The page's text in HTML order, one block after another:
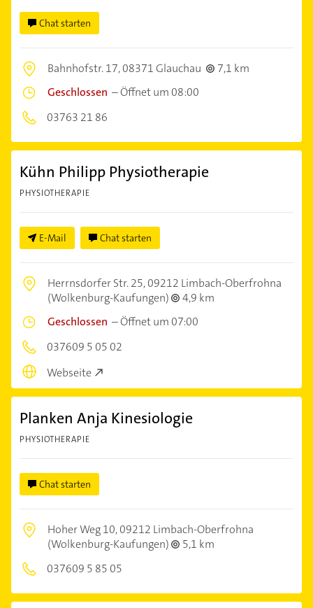
Chat starten
Bahnhofstr. 17,08371 Glauchau
7,1 km
Geschlossen –Öffnet um 08:00
03763 21 86
Kühn Philipp Physiotherapie
PHYSIOTHERAPIE
E-Mail Chat starten
Herrnsdorfer Str. 25,09212 Limbach-Oberfrohna
(Wolkenburg-Kaufungen)
4,9 km
Geschlossen –Öffnet um 07:00
037609 5 05 02
Webseite
Planken Anja Kinesiologie
PHYSIOTHERAPIE
Chat starten
Hoher Weg 10,09212 Limbach-Oberfrohna
(Wolkenburg-Kaufungen)
5,1 km
037609 5 85 05